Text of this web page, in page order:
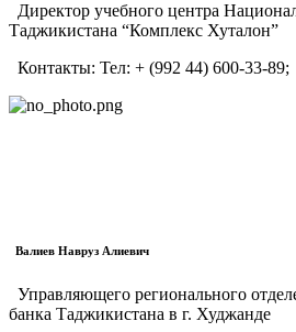
Директор учебного центра
Таджикистана “Комплекс Хуталон”
Контакты: Тел: + (992 44) 600-33-89;
Валиев Навруз Алиевич
Управляющего регионального
банка Таджикистана в г. Худжанде